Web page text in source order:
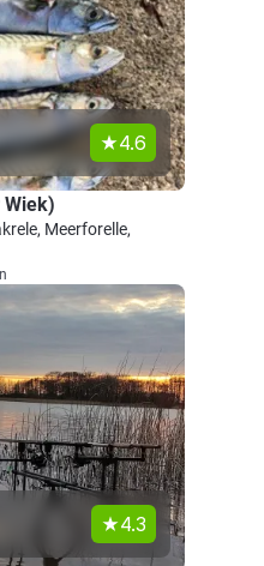
4.6
Wiek)
Meerforelle,
4.3